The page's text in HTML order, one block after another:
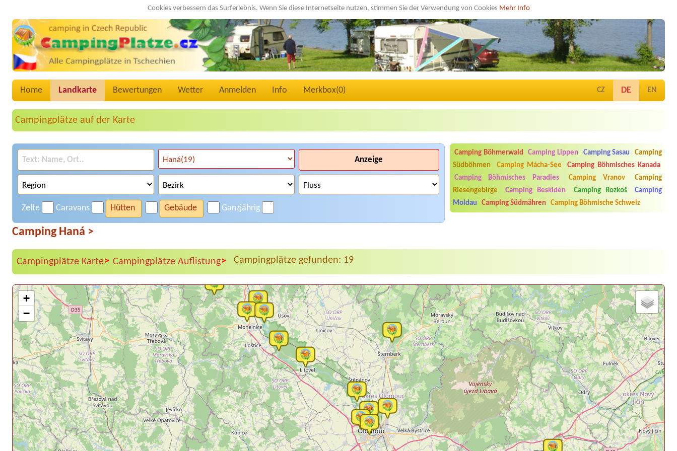
Cookies verbessern das Surferlebnis. Wenn Sie diese Internetseite nutzen, stimmen Sie der Verwendung von Cookies Mehr Info
Home Landkarte Bewertungen Wetter Anmelden Info Merkbox(0) CZ DE EN
Campingplätze auf der Karte
Anzeige
Zelte Caravans Hütten Gebäude Ganzjährig
Camping Böhmerwald Camping Lippen Camping Sasau
Camping
Südböhmen
Camping Mácha-See
Camping Böhmisches Kanada
Camping Böhmisches Paradies
Camping Vranov
Camping
Riesengebirge
Camping Beskiden Camping Rozkoš
Camping
Moldau
Camping Südmähren Camping Böhmische Schweiz
Camping Haná >
Campingplätze Karte> Campingplätze Auflistung> Campingplätze gefunden: 19
+
−